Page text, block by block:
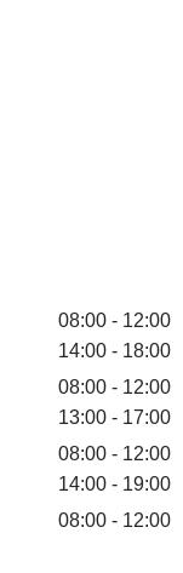
08:00 - 12:00
14:00 - 18:00
08:00 - 12:00
13:00 - 17:00
08:00 - 12:00
14:00 - 19:00
08:00 - 12:00